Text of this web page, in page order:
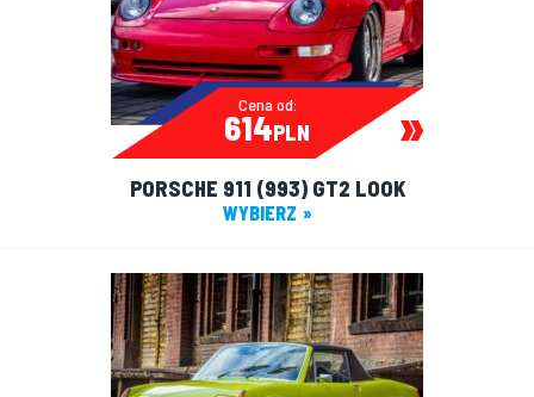
Cena od:
614PLN
PORSCHE 911 (993) GT2 LOOK
WYBIERZ